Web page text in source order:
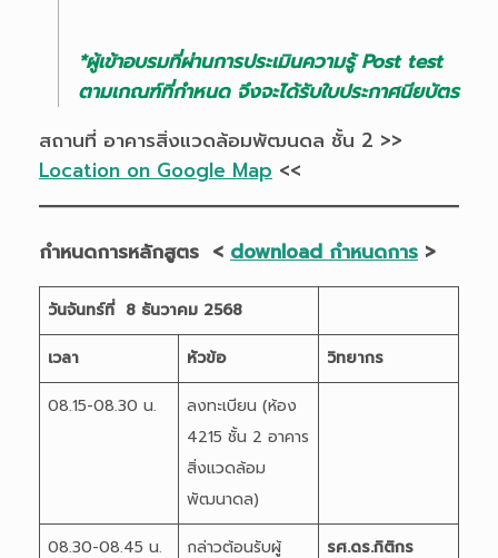
*ผู้เข้าอบรมที่ผ่านการประเมินความรู้ Post test
ตามเกณฑ์ที่กำหนด จึงจะได้รับใบประกาศนียบัตร
สถานที่ อาคารสิ่งแวดล้อมพัฒนดล ชั้น 2 >>
Location on Google Map <<
กำหนดการหลักสูตร < download กำหนดการ >
วันจันทร์ที่ 8 ธันวาคม 2568
เวลา หัวข้อ วิทยากร
08.15-08.30 น.
ลงทะเบียน (ห้อง
4215 ชั้น 2 อาคาร
สิ่งแวดล้อม
พัฒนาดล)
08.30-08.45 น. กล่าวต้อนรับผู้ รศ.ดร.กิติกร